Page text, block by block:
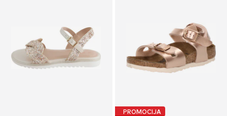
PROMOCIJA